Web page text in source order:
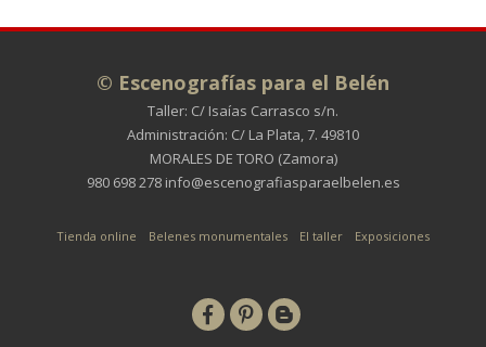
© Escenografías para el Belén
Taller: C/ Isaías Carrasco s/n.
Administración: C/ La Plata, 7. 49810
MORALES DE TORO (Zamora)
980 698 278 info@escenografiasparaelbelen.es
Tienda online Belenes monumentales El taller Exposiciones